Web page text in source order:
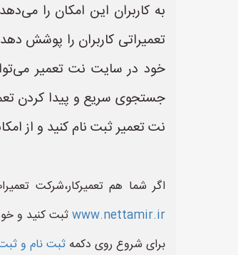
به کاربران این امکان را
تعمیراتی کاربران را پوشش
خود در سایت نت تعمیر
جستجوی سریع و پیدا کردن
نت تعمیر ثبت نام کنید و از
اگر شما هم تعمیرکار،شرکت
www.nettamir.irثبت کنید و
برای شروع روی دکمه ثبت نام و